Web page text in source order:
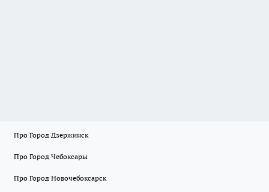
Про Город Дзержинск
Про Город Чебоксары
Про Город Новочебоксарск